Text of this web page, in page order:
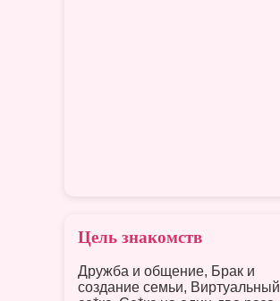
Цель знакомств
Дружба и общение, Брак и
создание семьи, Виртуальный